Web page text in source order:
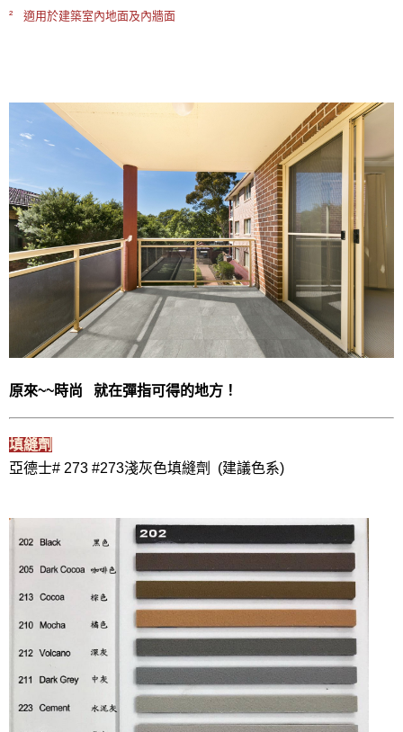
²   適用於建築室內地面及內牆面
原來~~時尚   就在彈指可得的地方！
填縫劑
亞德士# 273 #273淺灰色填縫劑  (建議色系)